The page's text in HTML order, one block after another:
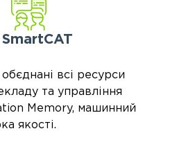
SmartCAT
всі ресурси
та управління
Memory, машинний
якості.